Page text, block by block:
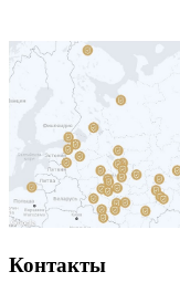
Контакты